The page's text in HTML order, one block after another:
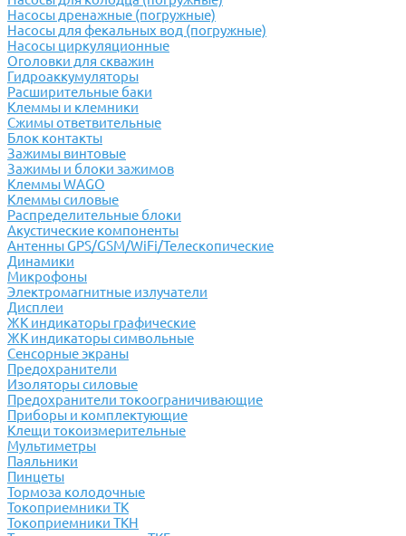
Насосы дренажные (погружные)
Насосы для фекальных вод (погружные)
Насосы циркуляционные
Оголовки для скважин
Гидроаккумуляторы
Расширительные баки
Клеммы и клемники
Cжимы ответвительные
Блок контакты
Зажимы винтовые
Зажимы и блоки зажимов
Клеммы WAGO
Клеммы силовые
Распределительные блоки
Акустические компоненты
Антенны GPS/GSM/WiFi/Телескопические
Динамики
Микрофоны
Электромагнитные излучатели
Дисплеи
ЖК индикаторы графические
ЖК индикаторы символьные
Сенсорные экраны
Предохранители
Изоляторы силовые
Предохранители токоограничивающие
Приборы и комплектующие
Клещи токоизмерительные
Мультиметры
Паяльники
Пинцеты
Тормоза колодочные
Токоприемники ТК
Токоприемники ТКН